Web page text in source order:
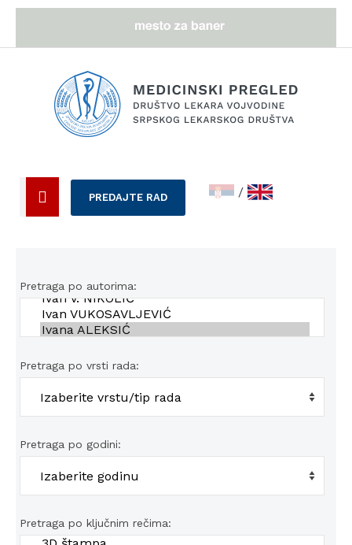
PREDAJTE RAD /
Pretraga po autorima:
Pretraga po vrsti rada:
Pretraga po godini:
Pretraga po ključnim rečima: